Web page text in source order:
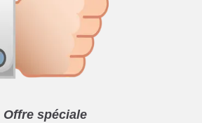
Offre spéciale